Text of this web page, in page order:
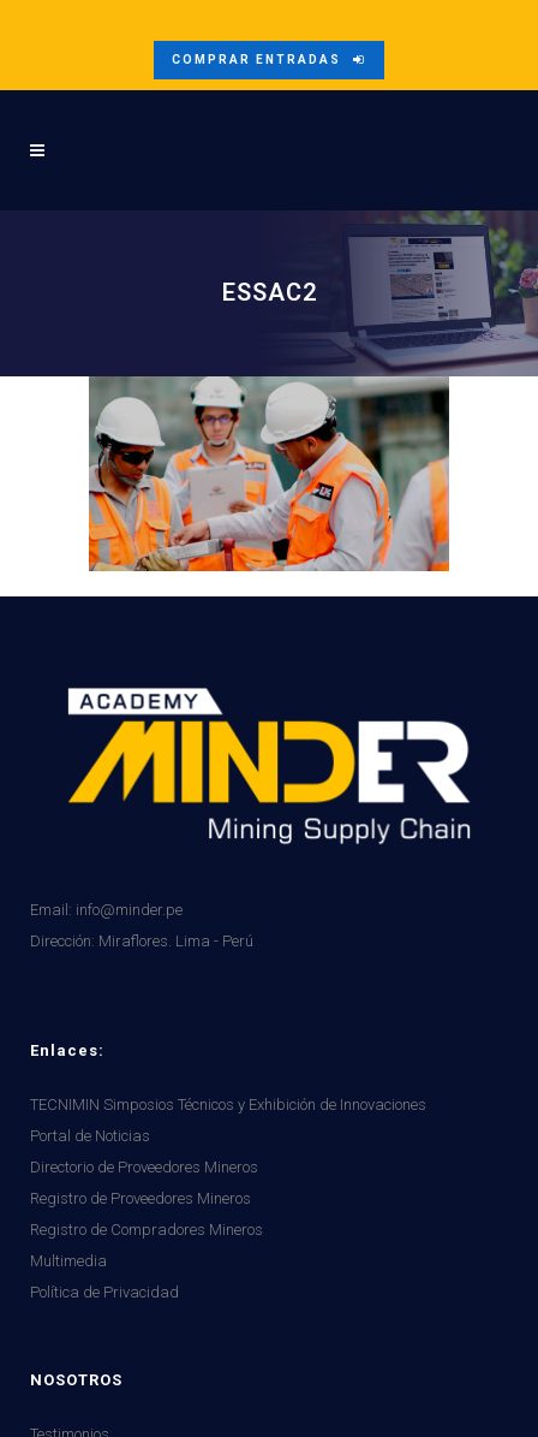
COMPRAR ENTRADAS
ESSAC2
Email: info@minder.pe
Dirección: Miraflores. Lima - Perú
Enlaces:
TECNIMIN Simposios Técnicos y Exhibición de Innovaciones
Portal de Noticias
Directorio de Proveedores Mineros
Registro de Proveedores Mineros
Registro de Compradores Mineros
Multimedia
Política de Privacidad
NOSOTROS